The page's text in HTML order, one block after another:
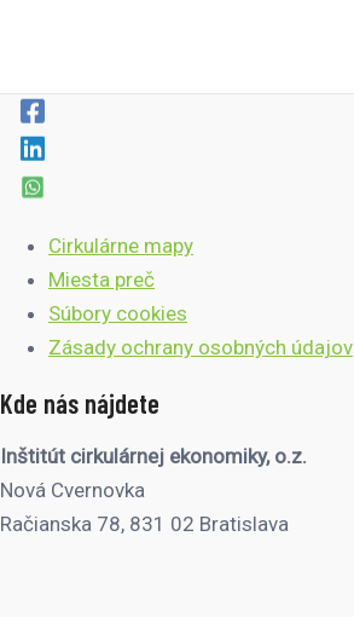
Cirkulárne mapy
Miesta preč
Súbory cookies
Zásady ochrany osobných údajov
Kde nás nájdete
Inštitút cirkulárnej ekonomiky, o.z.
Nová Cvernovka
Račianska 78, 831 02 Bratislava